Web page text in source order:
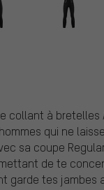
à bretelles
qui ne
sa coupe
de te
garde tes